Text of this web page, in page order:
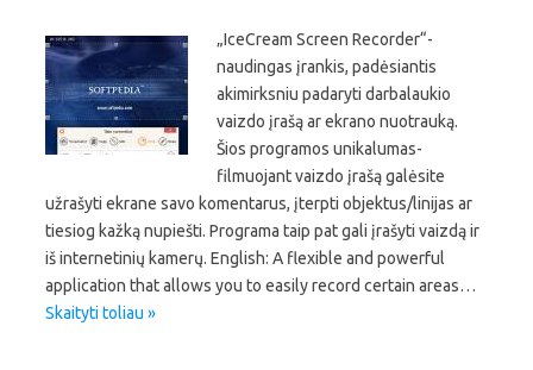
„IceCream Screen Recorder“-
naudingas įrankis, padėsiantis
akimirksniu padaryti darbalaukio
vaizdo įrašą ar ekrano nuotrauką.
Šios programos unikalumas-
filmuojant vaizdo įrašą galėsite
užrašyti ekrane savo komentarus, įterpti objektus/linijas ar
tiesiog kažką nupiešti. Programa taip pat gali įrašyti vaizdą ir
iš internetinių kamerų. English: A flexible and powerful
application that allows you to easily record certain areas…
Skaityti toliau »